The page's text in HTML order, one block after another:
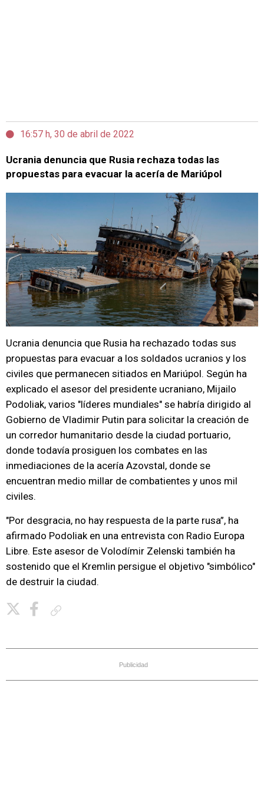
16:57 h, 30 de abril de 2022
Ucrania denuncia que Rusia rechaza todas las
propuestas para evacuar la acería de Mariúpol
Ucrania denuncia que Rusia ha rechazado todas sus
propuestas para evacuar a los soldados ucranios y los
civiles que permanecen sitiados en Mariúpol. Según ha
explicado el asesor del presidente ucraniano, Mijailo
Podoliak, varios "líderes mundiales" se habría dirigido al
Gobierno de Vladimir Putin para solicitar la creación de
un corredor humanitario desde la ciudad portuario,
donde todavía prosiguen los combates en las
inmediaciones de la acería Azovstal, donde se
encuentran medio millar de combatientes y unos mil
civiles.
"Por desgracia, no hay respuesta de la parte rusa”, ha
afirmado Podoliak en una entrevista con Radio Europa
Libre. Este asesor de Volodímir Zelenski también ha
sostenido que el Kremlin persigue el objetivo "simbólico"
de destruir la ciudad.
Publicidad